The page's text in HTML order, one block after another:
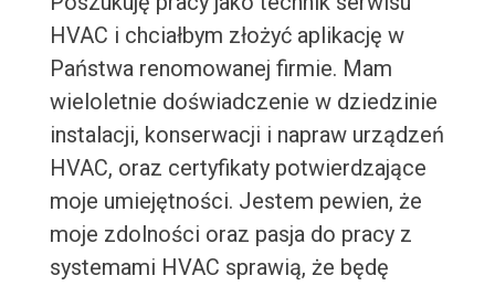
HVAC i chciałbym złożyć aplikację w
Państwa renomowanej firmie. Mam
wieloletnie doświadczenie w dziedzinie
instalacji, konserwacji i napraw urządzeń
HVAC, oraz certyfikaty potwierdzające
moje umiejętności. Jestem pewien, że
moje zdolności oraz pasja do pracy z
systemami HVAC sprawią, że będę